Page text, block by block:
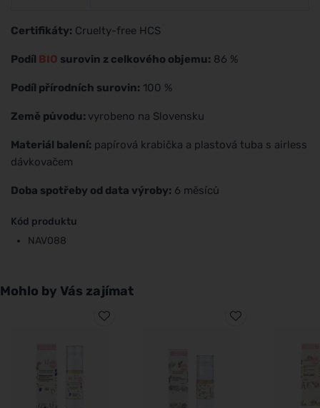
Certifikáty: Cruelty-free HCS
Podíl BIO surovin z celkového objemu: 86 %
Podíl přírodních surovin: 100 %
Země původu: vyrobeno na Slovensku
Materiál balení: papírová krabička a plastová tuba s airless
dávkovačem
Doba spotřeby od data výroby: 6 měsíců
Kód produktu
NAV088
Mohlo by Vás zajímat